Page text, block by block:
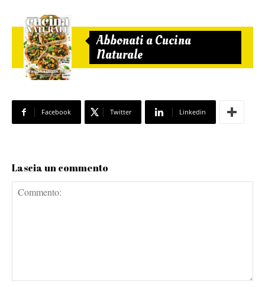
Abbonati a Cucina
Naturale
Facebook Twitter Linkedin
Lascia un commento